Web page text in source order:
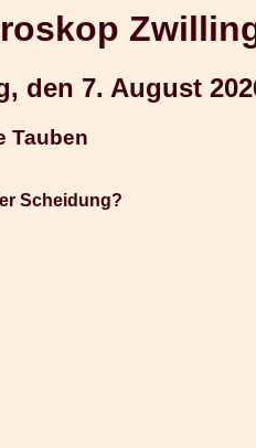
den 7. August
Tauben
Scheidung?